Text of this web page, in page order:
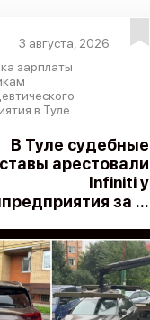
3 августа, 2026
зарплаты
в Туле
В Туле судебные
арестовали
Infiniti у
за ...